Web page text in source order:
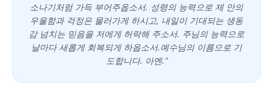
소나기처럼 가득 부어주옵소서. 성령의 능력으로 제 안의
우울함과 걱정은 물러가게 하시고, 내일이 기대되는 생동
감 넘치는 믿음을 저에게 허락해 주소서. 주님의 능력으로
날마다 새롭게 회복되게 하옵소서.예수님의 이름으로 기
도합니다. 아멘."